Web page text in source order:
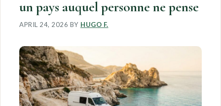
un pays auquel personne ne pense
APRIL 24, 2026 BY HUGO F.